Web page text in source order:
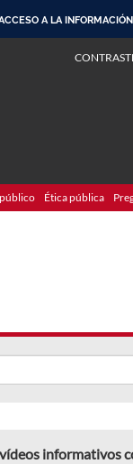
A LA INFORMACIÓN
Ética pública
informativos